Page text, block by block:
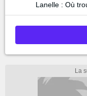
Lanelle : Où